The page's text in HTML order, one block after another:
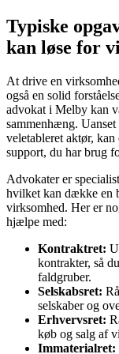
Typiske
kan løse for
At drive en
også en solid
advokat i Melby kan
sammenhæng.
veletableret aktør,
support, du har brug
Advokater er
hvilket kan dække en
virksomhed. Her er
hjælpe med:
Kontraktret:
kontrakter, så
faldgruber.
Selskabsret:
selskaber og
Erhvervsret:
køb og salg af
Immaterialret: